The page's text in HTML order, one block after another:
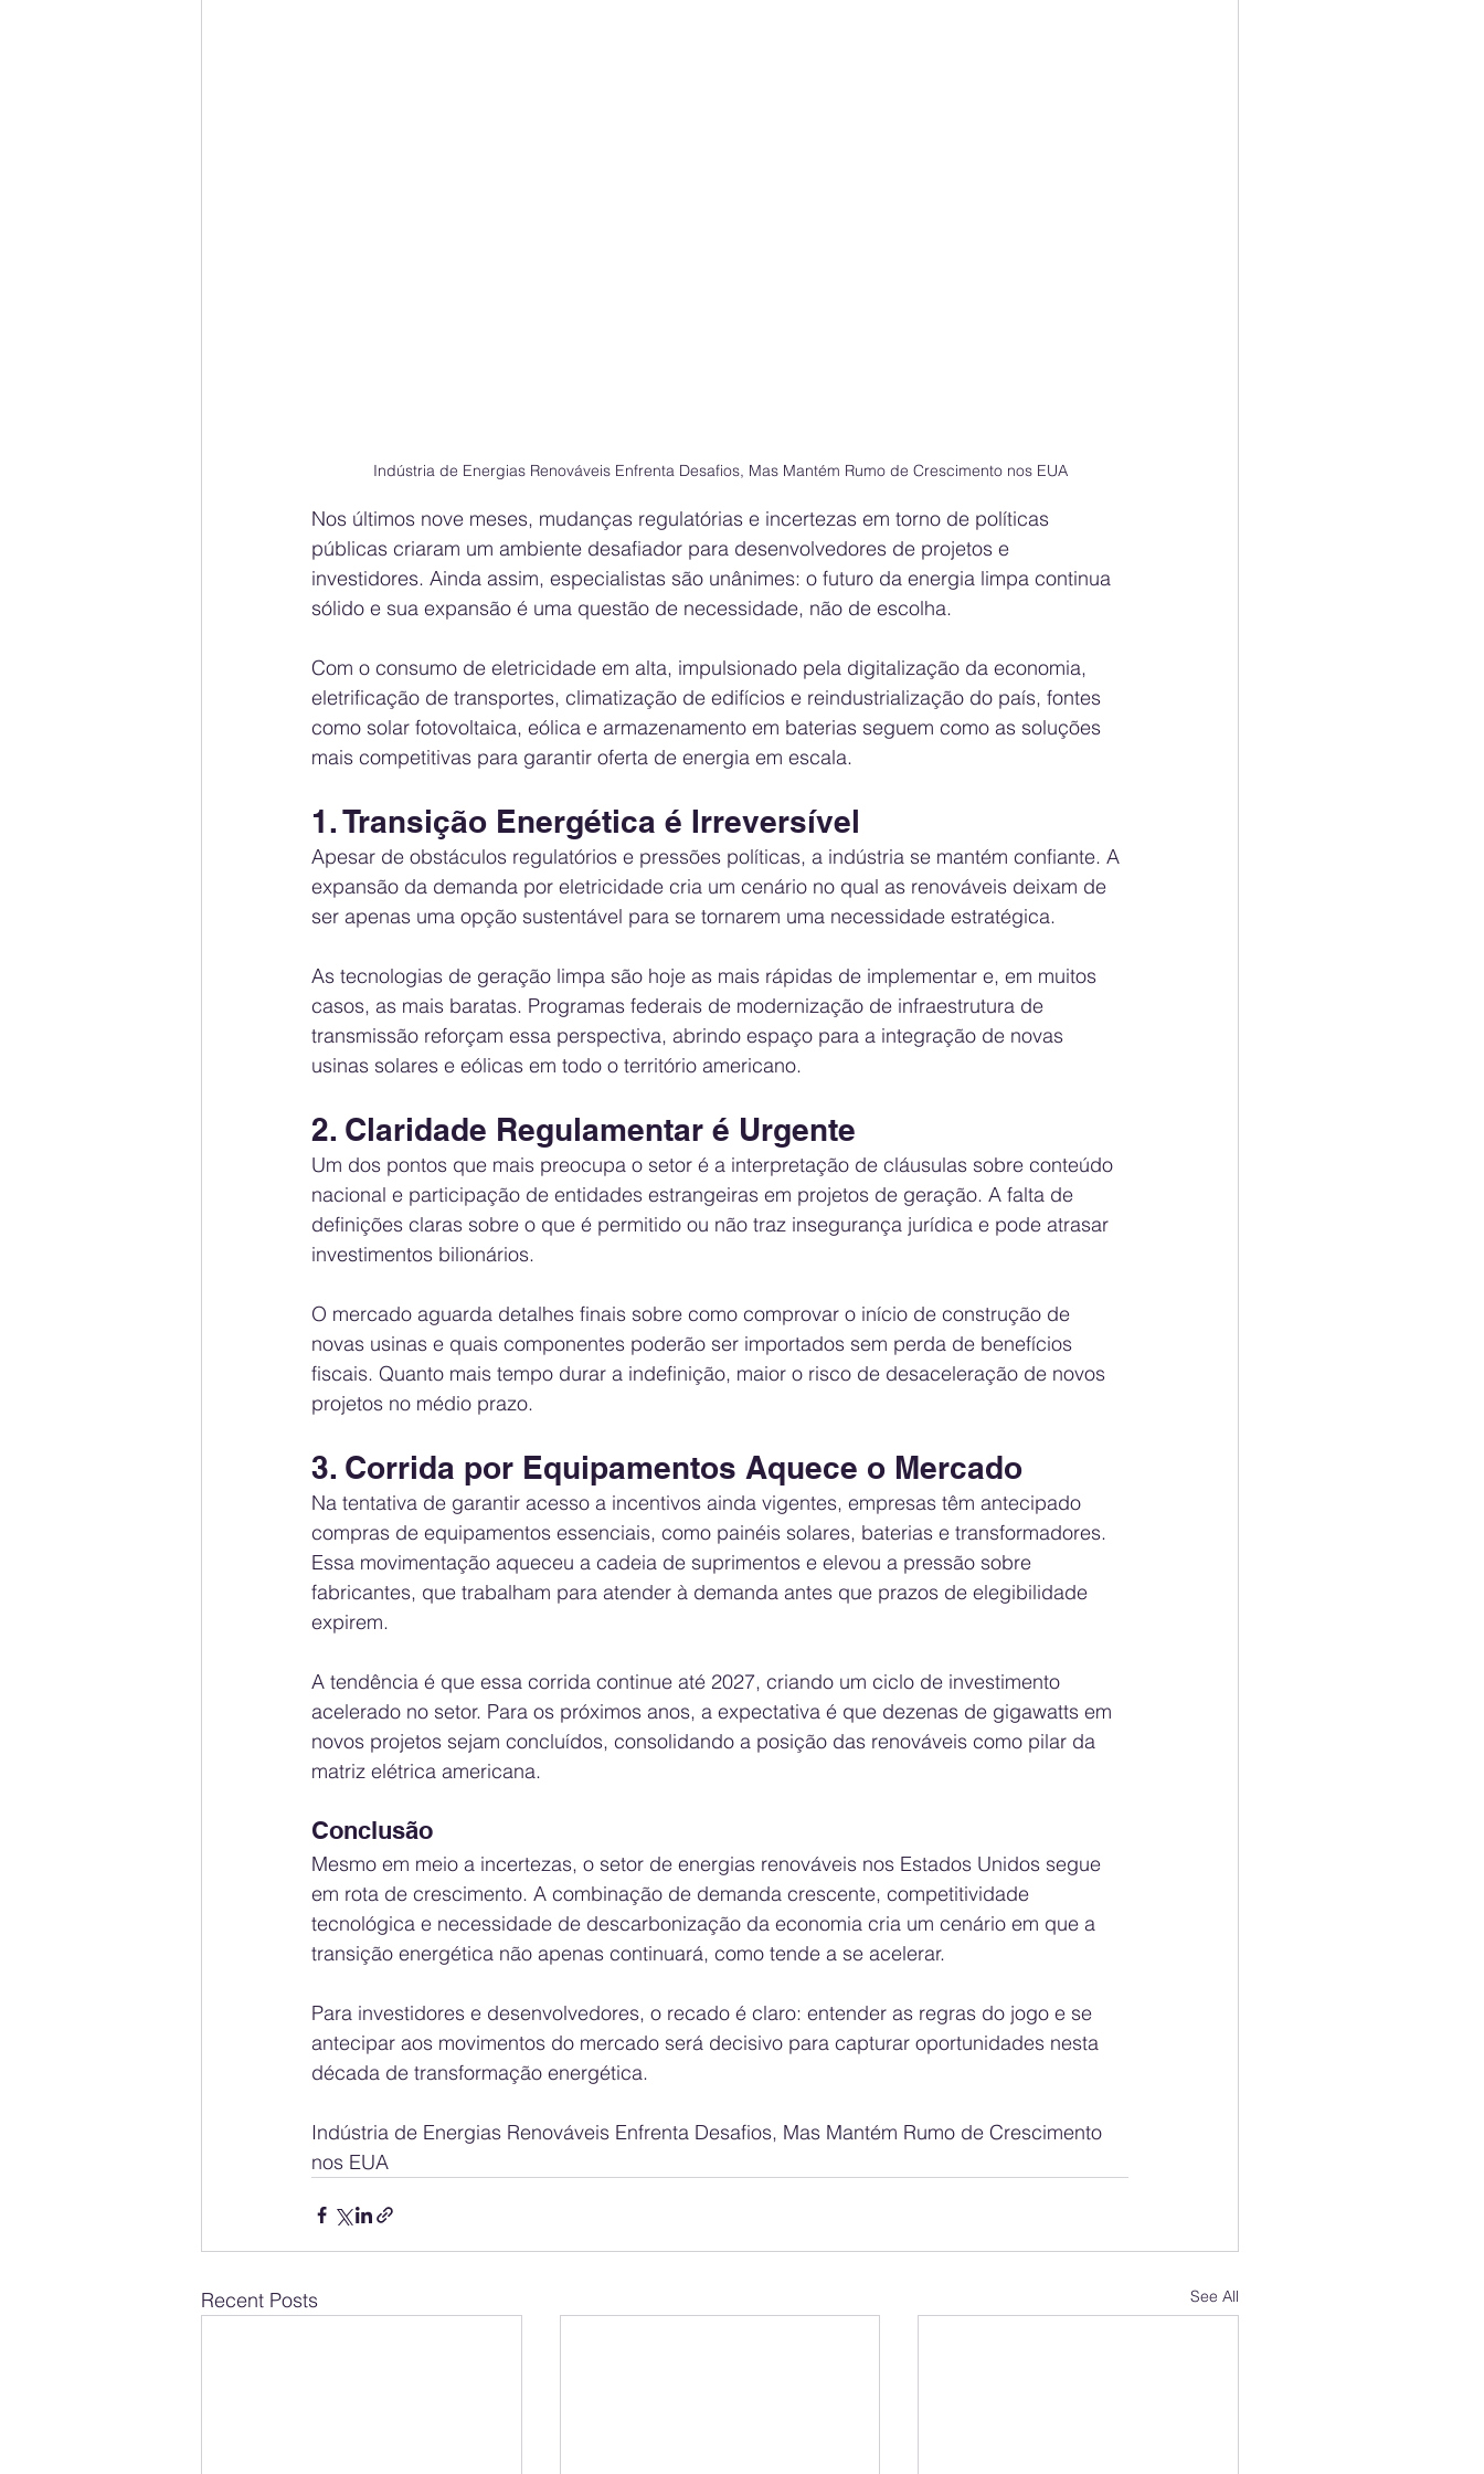
Indústria de Energias Renováveis Enfrenta Desafios, Mas Mantém Rumo de Crescimento nos EUA
Nos últimos nove meses, mudanças regulatórias e incertezas em torno de políticas
públicas criaram um ambiente desafiador para desenvolvedores de projetos e
investidores. Ainda assim, especialistas são unânimes: o futuro da energia limpa continua
sólido e sua expansão é uma questão de necessidade, não de escolha.
Com o consumo de eletricidade em alta, impulsionado pela digitalização da economia,
eletrificação de transportes, climatização de edifícios e reindustrialização do país, fontes
como solar fotovoltaica, eólica e armazenamento em baterias seguem como as soluções
mais competitivas para garantir oferta de energia em escala.
1. Transição Energética é Irreversível
Apesar de obstáculos regulatórios e pressões políticas, a indústria se mantém confiante. A
expansão da demanda por eletricidade cria um cenário no qual as renováveis deixam de
ser apenas uma opção sustentável para se tornarem uma necessidade estratégica.
As tecnologias de geração limpa são hoje as mais rápidas de implementar e, em muitos
casos, as mais baratas. Programas federais de modernização de infraestrutura de
transmissão reforçam essa perspectiva, abrindo espaço para a integração de novas
usinas solares e eólicas em todo o território americano.
2. Claridade Regulamentar é Urgente
Um dos pontos que mais preocupa o setor é a interpretação de cláusulas sobre conteúdo
nacional e participação de entidades estrangeiras em projetos de geração. A falta de
definições claras sobre o que é permitido ou não traz insegurança jurídica e pode atrasar
investimentos bilionários.
O mercado aguarda detalhes finais sobre como comprovar o início de construção de
novas usinas e quais componentes poderão ser importados sem perda de benefícios
fiscais. Quanto mais tempo durar a indefinição, maior o risco de desaceleração de novos
projetos no médio prazo.
3. Corrida por Equipamentos Aquece o Mercado
Na tentativa de garantir acesso a incentivos ainda vigentes, empresas têm antecipado
compras de equipamentos essenciais, como painéis solares, baterias e transformadores.
Essa movimentação aqueceu a cadeia de suprimentos e elevou a pressão sobre
fabricantes, que trabalham para atender à demanda antes que prazos de elegibilidade
expirem.
A tendência é que essa corrida continue até 2027, criando um ciclo de investimento
acelerado no setor. Para os próximos anos, a expectativa é que dezenas de gigawatts em
novos projetos sejam concluídos, consolidando a posição das renováveis como pilar da
matriz elétrica americana.
Conclusão
Mesmo em meio a incertezas, o setor de energias renováveis nos Estados Unidos segue
em rota de crescimento. A combinação de demanda crescente, competitividade
tecnológica e necessidade de descarbonização da economia cria um cenário em que a
transição energética não apenas continuará, como tende a se acelerar.
Para investidores e desenvolvedores, o recado é claro: entender as regras do jogo e se
antecipar aos movimentos do mercado será decisivo para capturar oportunidades nesta
década de transformação energética.
Indústria de Energias Renováveis Enfrenta Desafios, Mas Mantém Rumo de Crescimento
nos EUA
Recent Posts See All